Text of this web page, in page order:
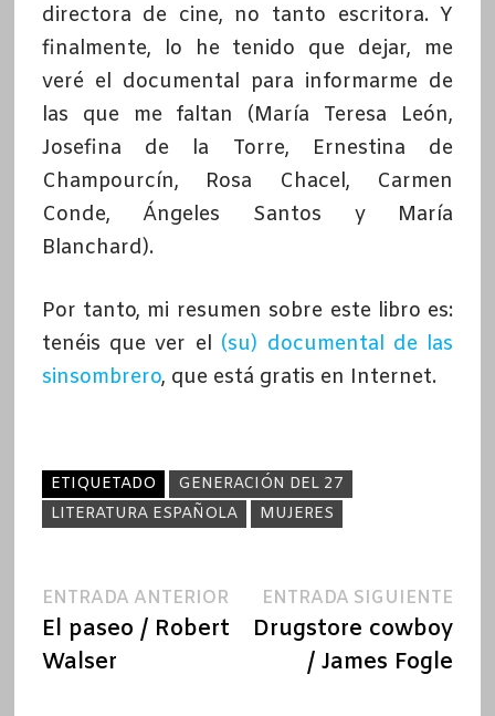
directora de cine, no tanto escritora. Y
finalmente, lo he tenido que dejar, me
veré el documental para informarme de
las que me faltan (María Teresa León,
Josefina de la Torre, Ernestina de
Champourcín, Rosa Chacel, Carmen
Conde, Ángeles Santos y María
Blanchard).
Por tanto, mi resumen sobre este libro es:
tenéis que ver el (su) documental de las
sinsombrero, que está gratis en Internet.
ETIQUETADO
GENERACIÓN DEL 27
LITERATURA ESPAÑOLA
MUJERES
Navegación
de
ENTRADA ANTERIOREntrada
anterior:
El paseo / Robert
Walser
ENTRADA SIGUIENTE
Drugstore cowboy
/ James Fogle